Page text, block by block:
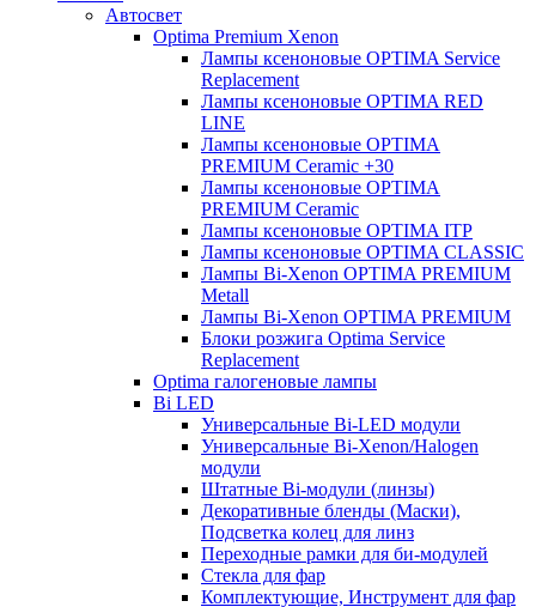
Автосвет
Optima Premium Xenon
Лампы ксеноновые OPTIMA Service
Replacement
Лампы ксеноновые OPTIMA RED
LINE
Лампы ксеноновые OPTIMA
PREMIUM Ceramic +30
Лампы ксеноновые OPTIMA
PREMIUM Ceramic
Лампы ксеноновые OPTIMA ITP
Лампы ксеноновые OPTIMA CLASSIC
Лампы Bi-Xenon OPTIMA PREMIUM
Metall
Лампы Bi-Xenon OPTIMA PREMIUM
Блоки розжига Optima Service
Replacement
Optima галогеновые лампы
Bi LED
Универсальные Bi-LED модули
Универсальные Bi-Xenon/Halogen
модули
Штатные Bi-модули (линзы)
Декоративные бленды (Маски),
Подсветка колец для линз
Переходные рамки для би-модулей
Стекла для фар
Комплектующие, Инструмент для фар